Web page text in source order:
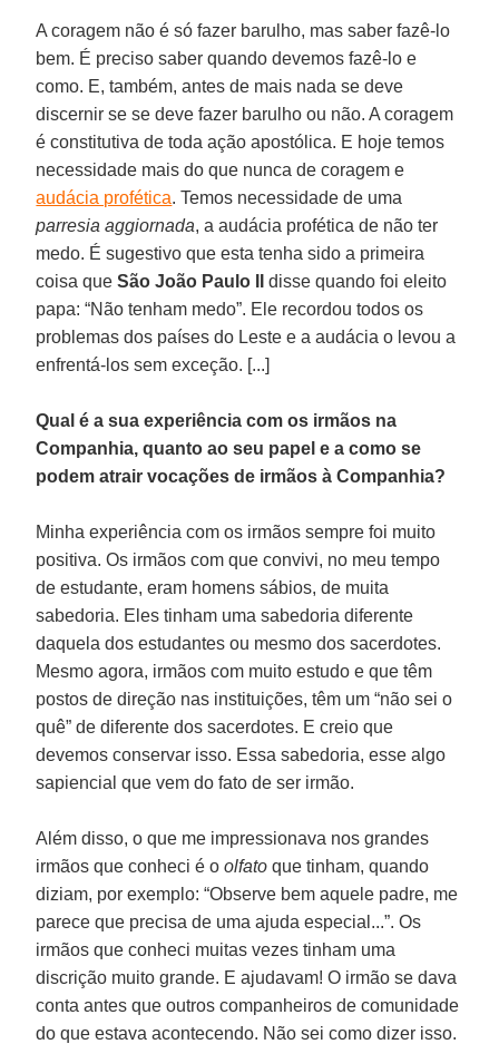
A coragem não é só fazer barulho, mas saber fazê-lo
bem. É preciso saber quando devemos fazê-lo e
como. E, também, antes de mais nada se deve
discernir se se deve fazer barulho ou não. A coragem
é constitutiva de toda ação apostólica. E hoje temos
necessidade mais do que nunca de coragem e
audácia profética. Temos necessidade de uma
parresia aggiornada, a audácia profética de não ter
medo. É sugestivo que esta tenha sido a primeira
coisa queSão João Paulo II
disse quando foi eleito
papa: “Não tenham medo”. Ele recordou todos os
problemas dos países do Leste e a audácia o levou a
enfrentá-los sem exceção. [...]
Qual é a sua experiência com os irmãos na
Companhia, quanto ao seu papel e a como se
podem atrair vocações de irmãos à Companhia?
Minha experiência com os irmãos sempre foi muito
positiva. Os irmãos com que convivi, no meu tempo
de estudante, eram homens sábios, de muita
sabedoria. Eles tinham uma sabedoria diferente
daquela dos estudantes ou mesmo dos sacerdotes.
Mesmo agora, irmãos com muito estudo e que têm
postos de direção nas instituições, têm um “não sei o
quê” de diferente dos sacerdotes. E creio que
devemos conservar isso. Essa sabedoria, esse algo
sapiencial que vem do fato de ser irmão.
Além disso, o que me impressionava nos grandes
irmãos que conheci é oolfato que tinham, quando
diziam, por exemplo: “Observe bem aquele padre, me
parece que precisa de uma ajuda especial...”. Os
irmãos que conheci muitas vezes tinham uma
discrição muito grande. E ajudavam! O irmão se dava
conta antes que outros companheiros de comunidade
do que estava acontecendo. Não sei como dizer isso.